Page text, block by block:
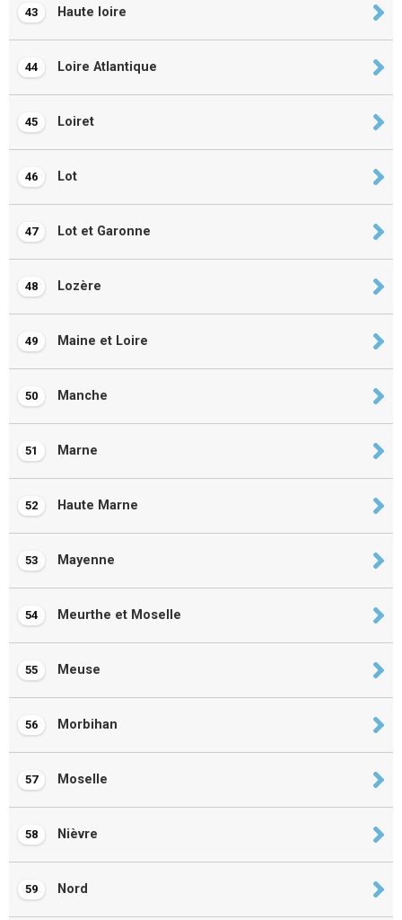
43 Haute loire
44 Loire Atlantique
45 Loiret
46 Lot
47 Lot et Garonne
48 Lozère
49 Maine et Loire
50 Manche
51 Marne
52 Haute Marne
53 Mayenne
54 Meurthe et Moselle
55 Meuse
56 Morbihan
57 Moselle
58 Nièvre
59 Nord